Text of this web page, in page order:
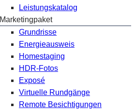
Leistungskatalog
Marketingpaket
Grundrisse
Energieausweis
Homestaging
HDR-Fotos
Exposé
Virtuelle Rundgänge
Remote Besichtigungen